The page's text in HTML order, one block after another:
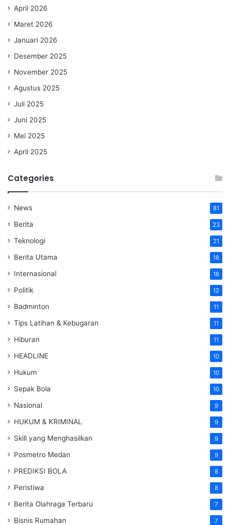
April 2026
Maret 2026
Januari 2026
Desember 2025
November 2025
Agustus 2025
Juli 2025
Juni 2025
Mei 2025
April 2025
Categories
News 81
Berita 23
Teknologi 21
Berita Utama 18
Internasional 16
Politik 12
Badminton 11
Tips Latihan & Kebugaran 11
Hiburan 11
HEADLINE 10
Hukum 10
Sepak Bola 10
Nasional 9
HUKUM & KRIMINAL 9
Skill yang Menghasilkan 9
Posmetro Medan 9
PREDIKSI BOLA 8
Peristiwa 8
Berita Olahraga Terbaru 7
Bisnis Rumahan 7